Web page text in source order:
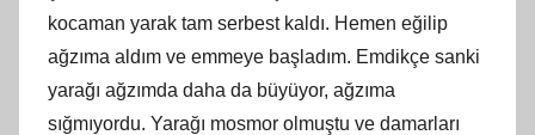
kocaman yarak tam serbest kaldı. Hemen eğilip
ağzıma aldım ve emmeye başladım. Emdikçe sanki
yarağı ağzımda daha da büyüyor, ağzıma
sığmıyordu. Yarağı mosmor olmuştu ve damarları